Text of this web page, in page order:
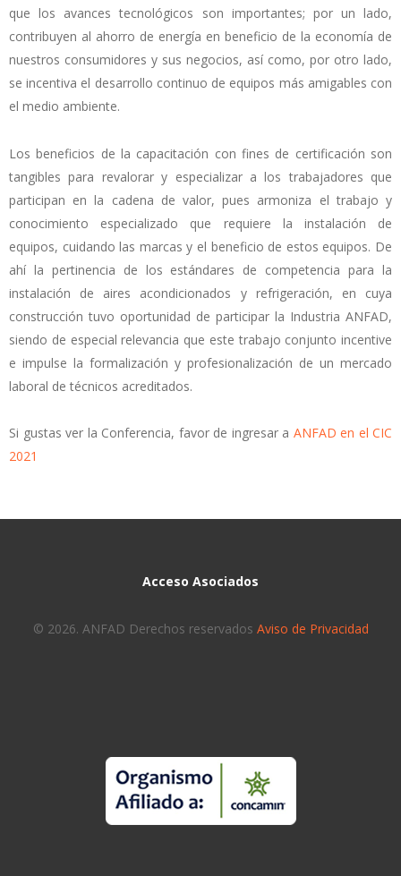
que los avances tecnológicos son importantes; por un lado,
contribuyen al ahorro de energía en beneficio de la economía de
nuestros consumidores y sus negocios, así como, por otro lado,
se incentiva el desarrollo continuo de equipos más amigables con
el medio ambiente.
Los beneficios de la capacitación con fines de certificación son
tangibles para revalorar y especializar a los trabajadores que
participan en la cadena de valor, pues armoniza el trabajo y
conocimiento especializado que requiere la instalación de
equipos, cuidando las marcas y el beneficio de estos equipos. De
ahí la pertinencia de los estándares de competencia para la
instalación de aires acondicionados y refrigeración, en cuya
construcción tuvo oportunidad de participar la Industria ANFAD,
siendo de especial relevancia que este trabajo conjunto incentive
e impulse la formalización y profesionalización de un mercado
laboral de técnicos acreditados.
Si gustas ver la Conferencia, favor de ingresar a ANFAD en el CIC
2021
Acceso Asociados
© 2026. ANFAD Derechos reservados Aviso de Privacidad